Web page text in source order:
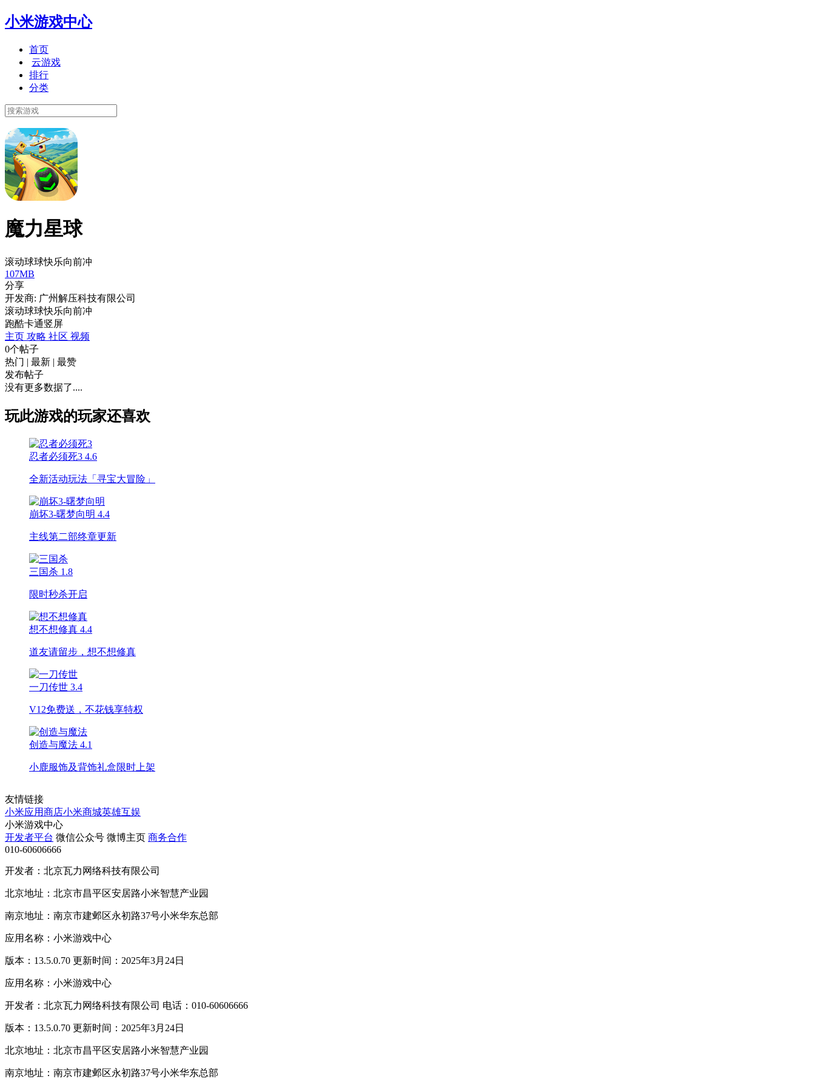
小米游戏中心
首页
云游戏
排行
分类
魔力星球
滚动球球快乐向前冲
107MB
分享
开发商: 广州解压科技有限公司
滚动球球快乐向前冲
跑酷卡通竖屏
主页 攻略 社区 视频
0个帖子
热门 | 最新 | 最赞
发布帖子
没有更多数据了....
玩此游戏的玩家还喜欢
忍者必须死3 4.6
全新活动玩法「寻宝大冒险」
崩坏3-曙梦向明 4.4
主线第二部终章更新
三国杀 1.8
限时秒杀开启
想不想修真 4.4
道友请留步，想不想修真
一刀传世 3.4
V12免费送，不花钱享特权
创造与魔法 4.1
小鹿服饰及背饰礼盒限时上架
友情链接
小米应用商店小米商城英雄互娱
小米游戏中心
开发者平台 微信公众号 微博主页 商务合作
010-60606666
开发者：北京瓦力网络科技有限公司
北京地址：北京市昌平区安居路小米智慧产业园
南京地址：南京市建邺区永初路37号小米华东总部
应用名称：小米游戏中心
版本：13.5.0.70 更新时间：2025年3月24日
应用名称：小米游戏中心
开发者：北京瓦力网络科技有限公司 电话：010-60606666
版本：13.5.0.70 更新时间：2025年3月24日
北京地址：北京市昌平区安居路小米智慧产业园
南京地址：南京市建邺区永初路37号小米华东总部